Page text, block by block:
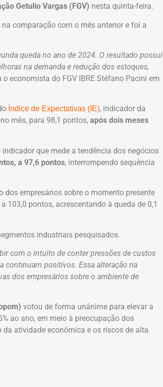
Getulio Vargas (FGV) nesta quinta-feira.
comparação com o mês anterior e foi a
queda no ano de 2024. O resultado possui
na demanda e redução dos estoques,
o economista do FGV IBRE Stéfano Pacini em
Índice de Expectativas (IE), indicador da
mês, para 98,1 pontos, após dois meses
que mede a tendência dos negócios
a 97,6 pontos, interrompendo sequência
dos empresários sobre o momento presente
103,0 pontos, acrescentando à queda de 0,1
industriais pesquisados.
com o intuito de conter pressões de custos
continuam positivos. Essa alteração na
dos empresários sobre o ambiente de
votou de forma unânime para elevar a
ao ano, em meio à preocupação dos
atividade econômica e os riscos de alta